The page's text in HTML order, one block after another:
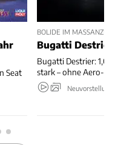
Seat
BOLIDE IM MASSANZUG
Bugatti
Bugatti Destrier: 1,00
stark – ohne Aero-